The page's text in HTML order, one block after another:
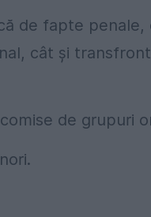
de fapte
cât și
de grupuri